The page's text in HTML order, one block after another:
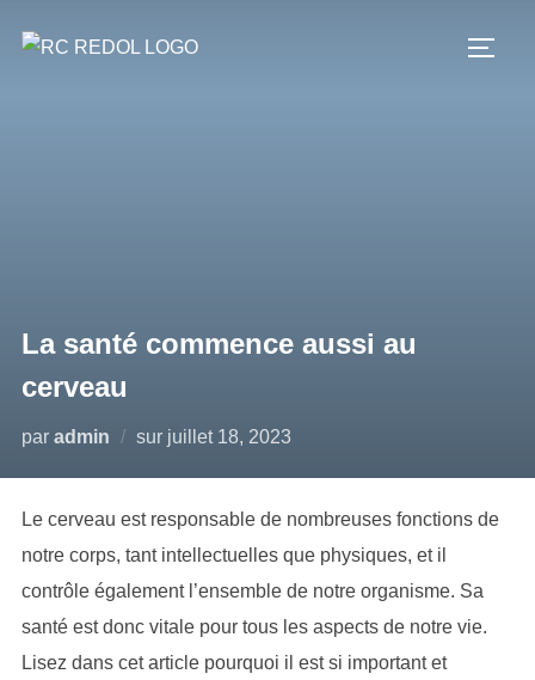
La santé commence aussi au
cerveau
par admin sur juillet 18, 2023
Le cerveau est responsable de nombreuses fonctions de
notre corps, tant intellectuelles que physiques, et il
contrôle également l’ensemble de notre organisme. Sa
santé est donc vitale pour tous les aspects de notre vie.
Lisez dans cet article pourquoi il est si important et